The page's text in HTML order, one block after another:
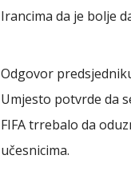
Irancima da je bolje
Odgovor
Umjesto potvrde da
FIFA trrebalo da
učesnicima.